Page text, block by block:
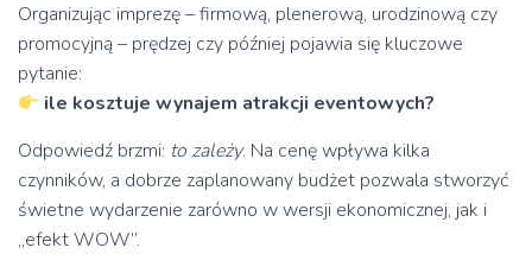
Organizując imprezę – firmową, plenerową, urodzinową czy
promocyjną – prędzej czy później pojawia się kluczowe
pytanie:
ile kosztuje wynajem atrakcji eventowych?
Odpowiedź brzmi: to zależy. Na cenę wpływa kilka
czynników, a dobrze zaplanowany budżet pozwala stworzyć
świetne wydarzenie zarówno w wersji ekonomicznej, jak i
„efekt WOW”.